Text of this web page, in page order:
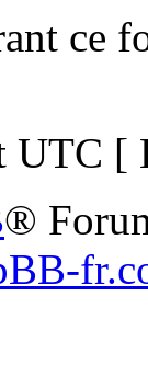
ce
UTC [
®